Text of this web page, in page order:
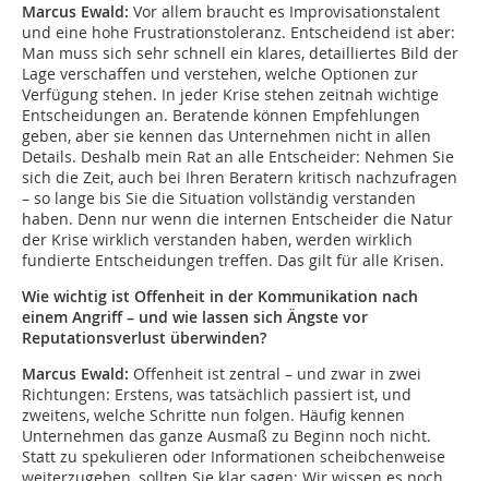
Marcus Ewald: Vor allem braucht es Improvisationstalent
und eine hohe Frustrationstoleranz. Entscheidend ist aber:
Man muss sich sehr schnell ein klares, detailliertes Bild der
Lage verschaffen und verstehen, welche Optionen zur
Verfügung stehen. In jeder Krise stehen zeitnah wichtige
Entscheidungen an. Beratende können Empfehlungen
geben, aber sie kennen das Unternehmen nicht in allen
Details. Deshalb mein Rat an alle Entscheider: Nehmen Sie
sich die Zeit, auch bei Ihren Beratern kritisch nachzufragen
– so lange bis Sie die Situation vollständig verstanden
haben. Denn nur wenn die internen Entscheider die Natur
der Krise wirklich verstanden haben, werden wirklich
fundierte Entscheidungen treffen. Das gilt für alle Krisen.
Wie wichtig ist Offenheit in der Kommunikation nach
einem Angriff – und wie lassen sich Ängste vor
Reputationsverlust überwinden?
Marcus Ewald: Offenheit ist zentral – und zwar in zwei
Richtungen: Erstens, was tatsächlich passiert ist, und
zweitens, welche Schritte nun folgen. Häufig kennen
Unternehmen das ganze Ausmaß zu Beginn noch nicht.
Statt zu spekulieren oder Informationen scheibchenweise